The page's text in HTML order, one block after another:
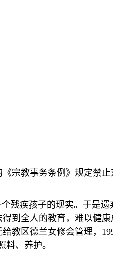
《宗教事务条例》规定禁
残疾孩子的现实。于是遗
到全人的教育，难以健康
教区德兰女修会管理，
料、养护。